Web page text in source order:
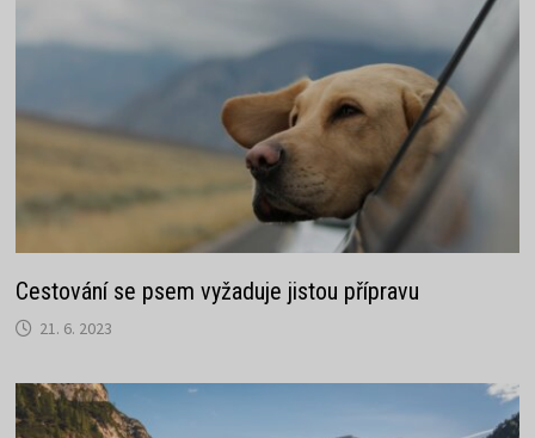
Cestování se psem vyžaduje jistou přípravu
21. 6. 2023